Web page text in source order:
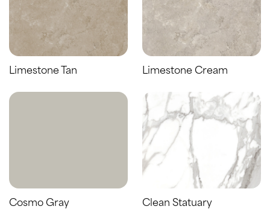
Limestone Tan Limestone Cream
Cosmo Gray Clean Statuary